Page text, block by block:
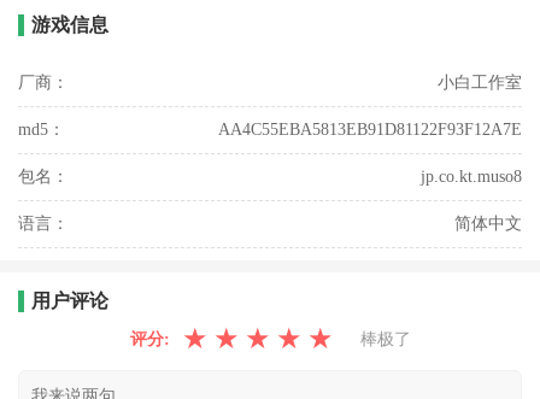
游戏信息
厂商： 小白工作室
md5： AA4C55EBA5813EB91D81122F93F12A7E
包名： jp.co.kt.muso8
语言： 简体中文
用户评论
评分: ★ ★ ★ ★ ★ 棒极了